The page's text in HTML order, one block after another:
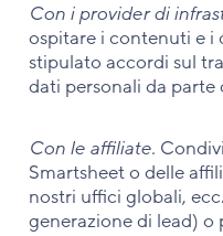
Con i provider di
ospitare i contenuti e i
stipulato accordi sul
dati personali da
Con le affiliate.
Smartsheet o delle
nostri uffici globali,
generazione di lead) o